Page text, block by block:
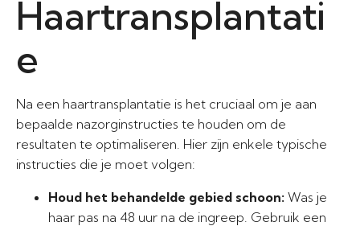
Haartransplantati
e
Na een haartransplantatie is het cruciaal om je aan
bepaalde nazorginstructies te houden om de
resultaten te optimaliseren. Hier zijn enkele typische
instructies die je moet volgen:
Houd het behandelde gebied schoon: Was je
haar pas na 48 uur na de ingreep. Gebruik een